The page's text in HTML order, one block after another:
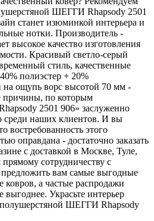
ШЕГГИ Rhapsody 2501
станет изюминкой интерьера и
нотки. Производитель -
высокое качество изготовления
Красивый светло-серый
стиль, качественные
полиэстер + 20%
ощупь ворс высотой 70 мм -
причины, по которым
2501 906» заслуженно
среди наших клиентов. И вы
востребованность этого
оправдана - достаточно заказать
с доставкой в Москве, Туле,
сотрудничеству с
вам самые выгодные
а частые распродажи
Украсьте интерьер
ШЕГГИ Rhapsody